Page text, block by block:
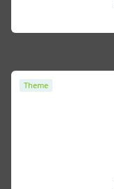
Theme